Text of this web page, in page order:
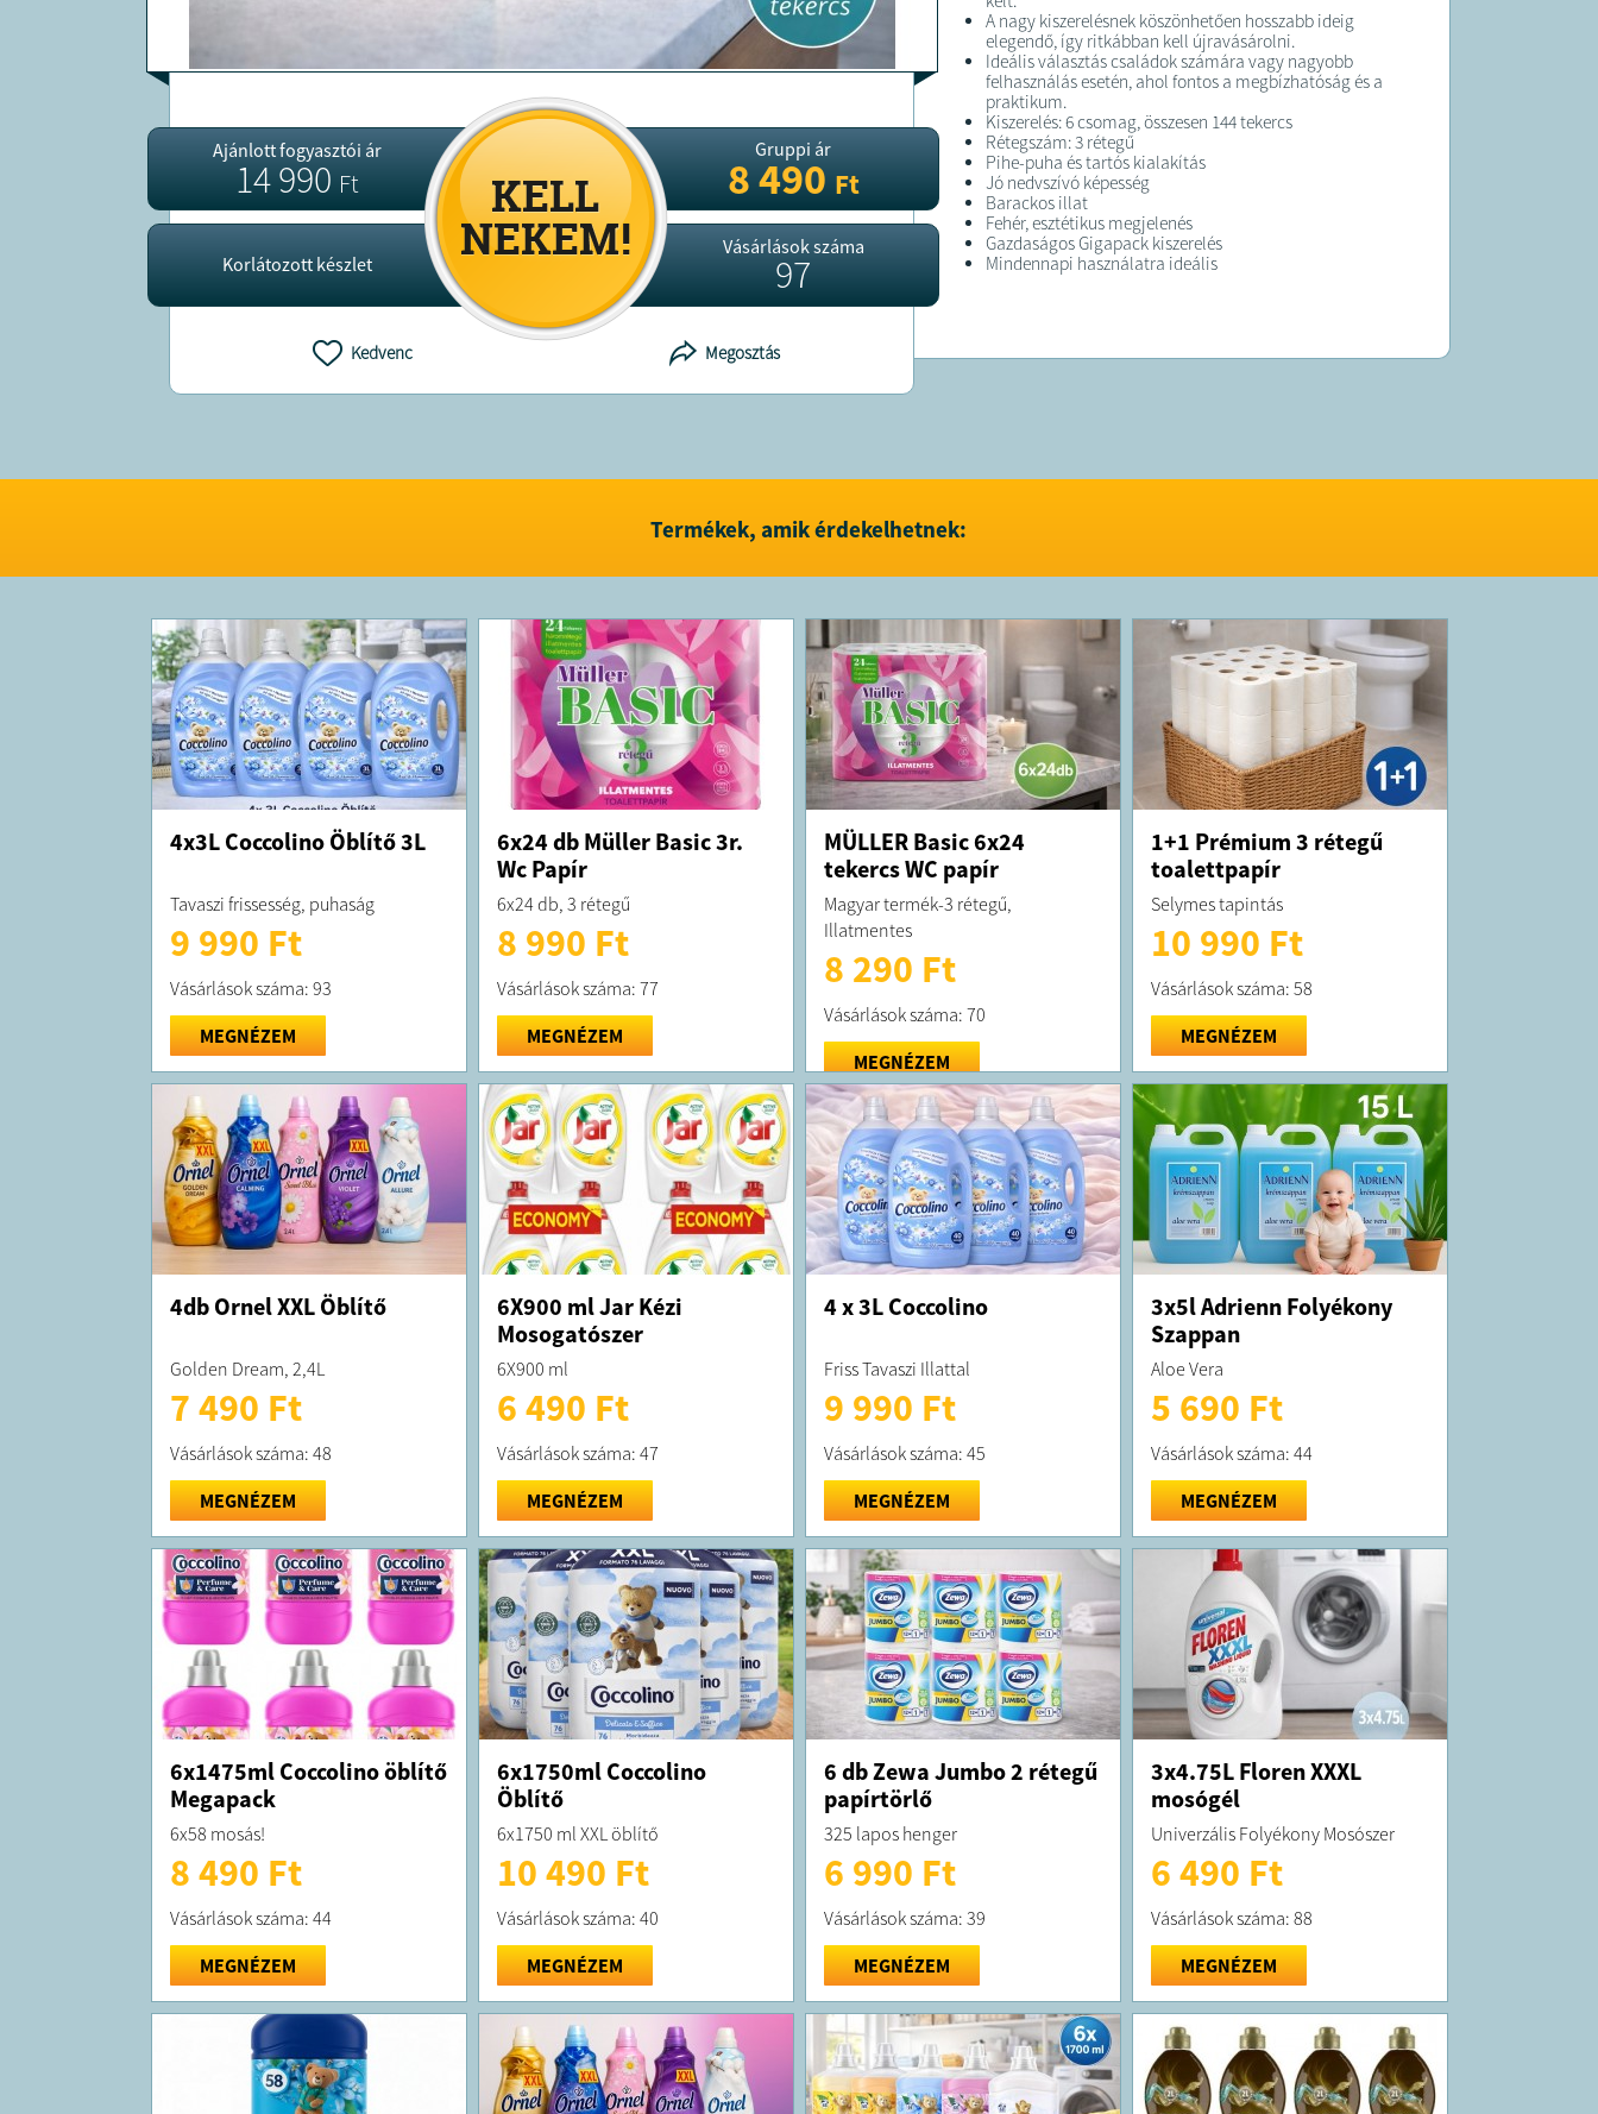
Ajánlott fogyasztói ár
14 990Ft
Korlátozott készlet
Gruppi ár
8 490Ft
Vásárlások száma
97
Kedvenc Megosztás
A nagy kiszerelésnek köszönhetően hosszabb ideig
elegendő, így ritkábban kell újravásárolni.
Ideális választás családok számára vagy nagyobb
felhasználás esetén, ahol fontos a megbízhatóság és a
praktikum.
Kiszerelés: 6 csomag, összesen 144 tekercs
Rétegszám: 3 rétegű
Pihe-puha és tartós kialakítás
Jó nedvszívó képesség
Barackos illat
Fehér, esztétikus megjelenés
Gazdaságos Gigapack kiszerelés
Mindennapi használatra ideális
Termékek, amik érdekelhetnek:
4x3L Coccolino Öblítő 3L
Tavaszi frissesség, puhaság
9 990 Ft
Vásárlások száma: 93
MEGNÉZEM
6x24 db Müller Basic 3r.
Wc Papír
6x24 db, 3 rétegű
8 990 Ft
Vásárlások száma: 77
MEGNÉZEM
MÜLLER Basic 6x24
tekercs WC papír
Magyar termék-3 rétegű,
Illatmentes
8 290 Ft
Vásárlások száma: 70
MEGNÉZEM
1+1 Prémium 3 rétegű
toalettpapír
Selymes tapintás
10 990 Ft
Vásárlások száma: 58
MEGNÉZEM
4db Ornel XXL Öblítő
Golden Dream, 2,4L
7 490 Ft
Vásárlások száma: 48
MEGNÉZEM
6X900 ml Jar Kézi
Mosogatószer
6X900 ml
6 490 Ft
Vásárlások száma: 47
MEGNÉZEM
4 x 3L Coccolino
Friss Tavaszi Illattal
9 990 Ft
Vásárlások száma: 45
MEGNÉZEM
3x5l Adrienn Folyékony
Szappan
Aloe Vera
5 690 Ft
Vásárlások száma: 44
MEGNÉZEM
6x1475ml Coccolino öblítő
Megapack
6x58 mosás!
8 490 Ft
Vásárlások száma: 44
MEGNÉZEM
6x1750ml Coccolino
Öblítő
6x1750 ml XXL öblítő
10 490 Ft
Vásárlások száma: 40
MEGNÉZEM
6 db Zewa Jumbo 2 rétegű
papírtörlő
325 lapos henger
6 990 Ft
Vásárlások száma: 39
MEGNÉZEM
3x4.75L Floren XXXL
mosógél
Univerzális Folyékony Mosószer
6 490 Ft
Vásárlások száma: 88
MEGNÉZEM